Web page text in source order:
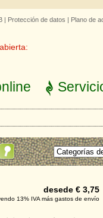
| Protección de datos | Plano de
desede € 3,75
13% IVA más gastos de envío